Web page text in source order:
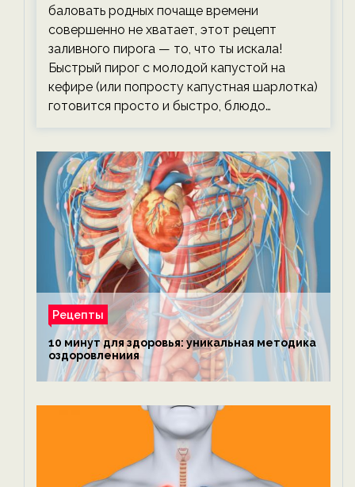
баловать родных почаще времени
совершенно не хватает, этот рецепт
заливного пирога — то, что ты искала!
Быстрый пирог с молодой капустой на
кефире (или попросту капустная шарлотка)
готовится просто и быстро, блюдо…
Рецепты
10 минут для здоровья: уникальная методика
оздоровлениия